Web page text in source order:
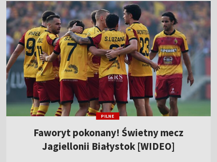
PILNE
Faworyt pokonany! Świetny mecz
Jagiellonii Białystok [WIDEO]